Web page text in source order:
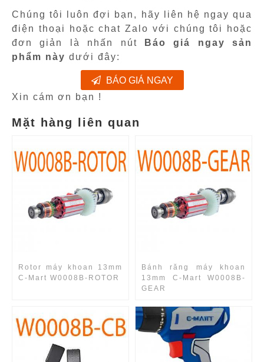
Chúng tôi luôn đợi bạn, hãy liên hệ ngay qua
điện thoại hoặc chat Zalo với chúng tôi hoặc
đơn giản là nhấn nút
Báo giá ngay sản
phẩm này dưới đây:
BÁO GIÁ NGAY
Xin cám ơn bạn !
Mặt hàng liên quan
Rotor máy khoan 13mm
C-Mart W0008B-ROTOR
Bánh răng máy khoan
13mm C-Mart W0008B-
GEAR